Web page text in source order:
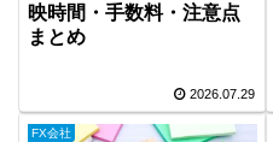
映時間・手数料・注意点
まとめ
2026.07.29
FX会社